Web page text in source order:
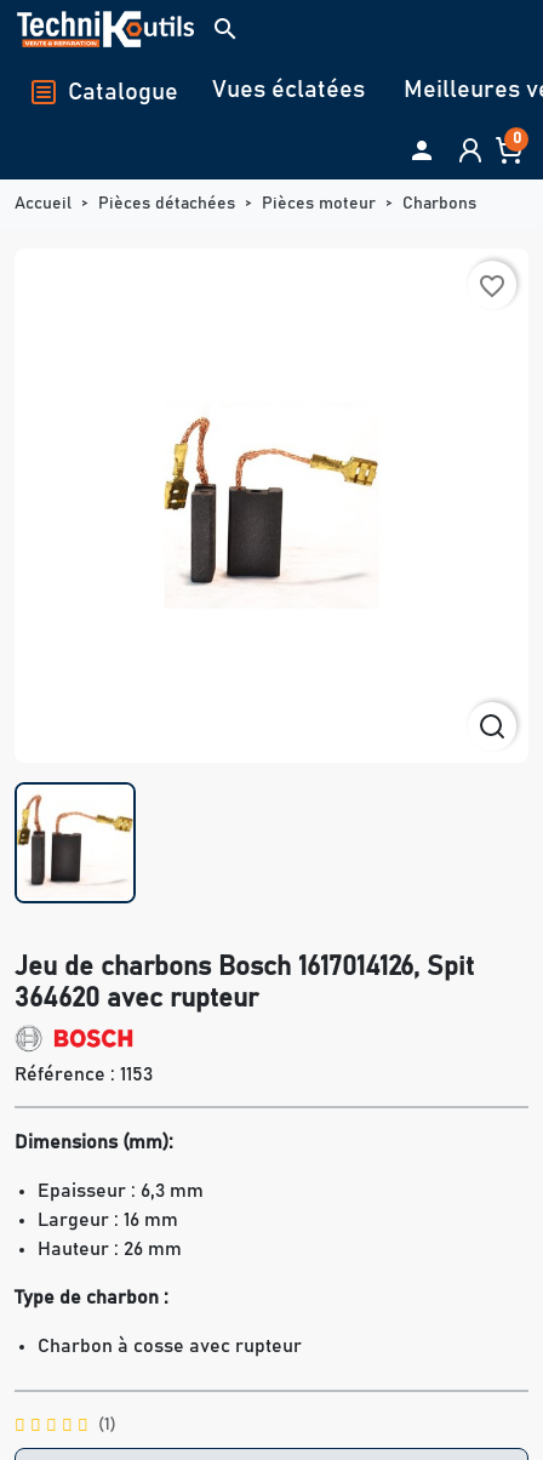
Panneau de gestion des cookies
search
Catalogue Vues éclatées Meilleures
 0
Accueil Pièces détachées Pièces moteur Charbons
favorite_border
Jeu de charbons Bosch 1617014126, Spit
364620 avec rupteur
Référence : 1153
Dimensions (mm):
Epaisseur : 6,3 mm
Largeur : 16 mm
Hauteur : 26 mm
Type de charbon :
Charbon à cosse avec rupteur
(1)